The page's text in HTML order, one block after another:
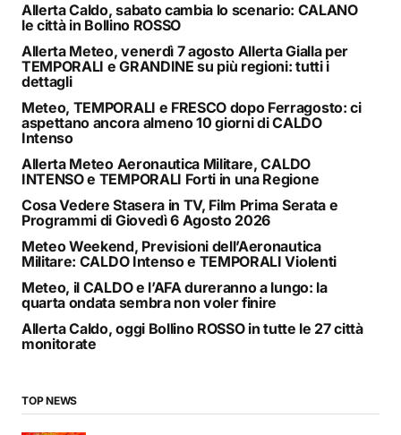
Allerta Caldo, sabato cambia lo scenario: CALANO
le città in Bollino ROSSO
Allerta Meteo, venerdì 7 agosto Allerta Gialla per
TEMPORALI e GRANDINE su più regioni: tutti i
dettagli
Meteo, TEMPORALI e FRESCO dopo Ferragosto: ci
aspettano ancora almeno 10 giorni di CALDO
Intenso
Allerta Meteo Aeronautica Militare, CALDO
INTENSO e TEMPORALI Forti in una Regione
Cosa Vedere Stasera in TV, Film Prima Serata e
Programmi di Giovedì 6 Agosto 2026
Meteo Weekend, Previsioni dell’Aeronautica
Militare: CALDO Intenso e TEMPORALI Violenti
Meteo, il CALDO e l’AFA dureranno a lungo: la
quarta ondata sembra non voler finire
Allerta Caldo, oggi Bollino ROSSO in tutte le 27 città
monitorate
TOP NEWS